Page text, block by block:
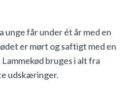
unge får under ét år med en
er mørt og saftigt med en
bruges i alt fra
udskæringer.